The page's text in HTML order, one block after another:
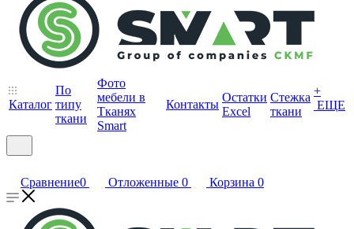
Каталог
По
типу
ткани
Фото
мебели в
Тканях
Smart
Контакты
Остатки
Excel
Стежка
ткани
+
ЕЩЕ
Сравнение0 Отложенные 0 Корзина 0